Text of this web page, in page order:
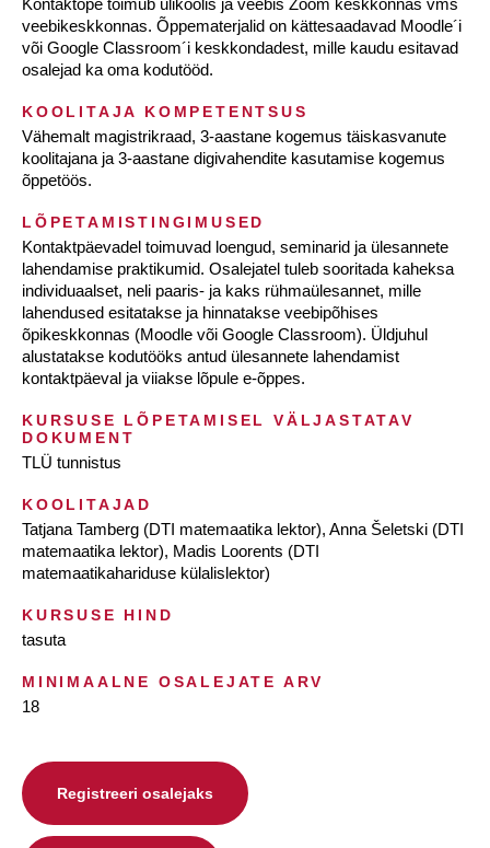
Kontaktõpe toimub ülikoolis ja veebis Zoom keskkonnas vms
veebikeskkonnas. Õppematerjalid on kättesaadavad Moodle´i
või Google Classroom´i keskkondadest, mille kaudu esitavad
osalejad ka oma kodutööd.
KOOLITAJA KOMPETENTSUS
Vähemalt magistrikraad, 3-aastane kogemus täiskasvanute
koolitajana ja 3-aastane digivahendite kasutamise kogemus
õppetöös.
LÕPETAMISTINGIMUSED
Kontaktpäevadel toimuvad loengud, seminarid ja ülesannete
lahendamise praktikumid. Osalejatel tuleb sooritada kaheksa
individuaalset, neli paaris- ja kaks rühmaülesannet, mille
lahendused esitatakse ja hinnatakse veebipõhises
õpikeskkonnas (Moodle või Google Classroom). Üldjuhul
alustatakse kodutööks antud ülesannete lahendamist
kontaktpäeval ja viiakse lõpule e-õppes.
KURSUSE LÕPETAMISEL VÄLJASTATAV
DOKUMENT
TLÜ tunnistus
KOOLITAJAD
Tatjana Tamberg (DTI matemaatika lektor), Anna Šeletski (DTI
matemaatika lektor), Madis Loorents (DTI
matemaatikahariduse külalislektor)
KURSUSE HIND
tasuta
MINIMAALNE OSALEJATE ARV
18
Registreeri osalejaks